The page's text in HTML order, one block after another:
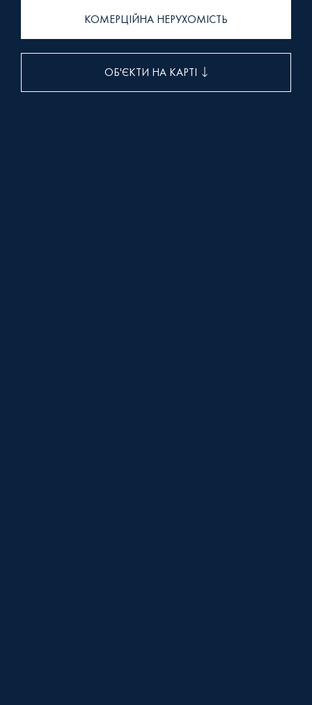
+38 (0472) 540 264
КОМЕРЦІЙНА НЕРУХОМІСТЬ
ОБ'ЄКТИ НА КАРТІ